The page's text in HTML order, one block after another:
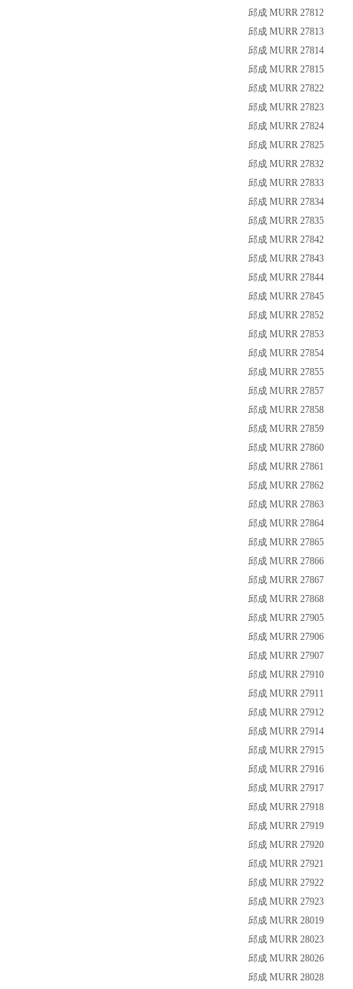
邱成 MURR 27812
邱成 MURR 27813
邱成 MURR 27814
邱成 MURR 27815
邱成 MURR 27822
邱成 MURR 27823
邱成 MURR 27824
邱成 MURR 27825
邱成 MURR 27832
邱成 MURR 27833
邱成 MURR 27834
邱成 MURR 27835
邱成 MURR 27842
邱成 MURR 27843
邱成 MURR 27844
邱成 MURR 27845
邱成 MURR 27852
邱成 MURR 27853
邱成 MURR 27854
邱成 MURR 27855
邱成 MURR 27857
邱成 MURR 27858
邱成 MURR 27859
邱成 MURR 27860
邱成 MURR 27861
邱成 MURR 27862
邱成 MURR 27863
邱成 MURR 27864
邱成 MURR 27865
邱成 MURR 27866
邱成 MURR 27867
邱成 MURR 27868
邱成 MURR 27905
邱成 MURR 27906
邱成 MURR 27907
邱成 MURR 27910
邱成 MURR 27911
邱成 MURR 27912
邱成 MURR 27914
邱成 MURR 27915
邱成 MURR 27916
邱成 MURR 27917
邱成 MURR 27918
邱成 MURR 27919
邱成 MURR 27920
邱成 MURR 27921
邱成 MURR 27922
邱成 MURR 27923
邱成 MURR 28019
邱成 MURR 28023
邱成 MURR 28026
邱成 MURR 28028